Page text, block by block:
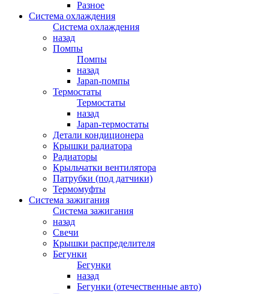
Разное
Система охлаждения
Система охлаждения
назад
Помпы
Помпы
назад
Japan-помпы
Термостаты
Термостаты
назад
Japan-термостаты
Детали кондиционера
Крышки радиатора
Радиаторы
Крыльчатки вентилятора
Патрубки (под датчики)
Термомуфты
Система зажигания
Система зажигания
назад
Свечи
Крышки распределителя
Бегунки
Бегунки
назад
Бегунки (отечественные авто)